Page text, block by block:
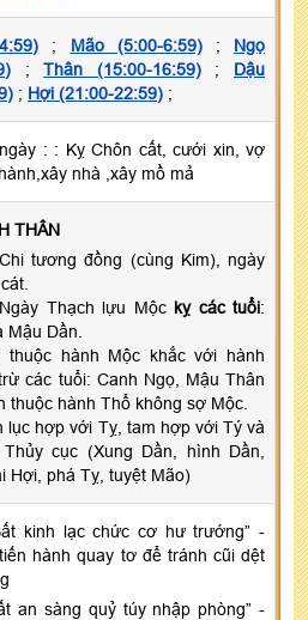
; Mão (5:00-6:59); Ngọ
;Thân (15:00-16:59); Dậu
; Hợi (21:00-22:59) ;
: : Kỵ Chôn cất, cưới xin, vợ
nhà ,xây mồ mả
THÂN
tương đồng (cùng Kim), ngày
Thạch lựu Mộc kỵ các tuổi:
Mậu Dần.
thuộc hành Mộc khắc với hành
các tuổi: Canh Ngọ, Mậu Thân
thuộc hành Thổ không sợ Mộc.
lục hợp với Tỵ, tam hợp với Tý và
cục (Xung Dần, hình Dần,
Hợi, phá Tỵ, tuyệt Mão)
kinh lạc chức cơ hư trướng” -
hành quay tơ để tránh cũi dệt
an sàng quỷ túy nhập phòng” -